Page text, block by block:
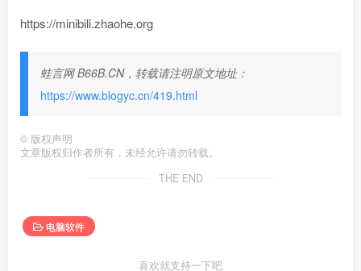
https://minibili.zhaohe.org
蛙言网 B66B.CN，转载请注明原文地址：
https://www.blogyc.cn/419.html
© 版权声明
文章版权归作者所有，未经允许请勿转载。
THE END
电脑软件
喜欢就支持一下吧